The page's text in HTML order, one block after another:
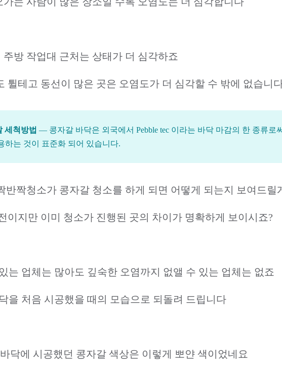
주방 작업대 근처는 상태가 더 심각하죠
튈테고 동선이 많은 곳은 오염도가 더 심각할 수 밖에 없습니
세척방법 — 콩자갈 바닥은 외국에서 Pebble tec 이라는 바닥 마감의 한 종류로
하는 것이 표준화 되어 있습니다.
반짝청소가 콩자갈 청소를 하게 되면 어떻게 되는지 보여드릴
이지만 이미 청소가 진행된 곳의 차이가 명확하게 보이시죠?
는 업체는 많아도 깊숙한 오염까지 없앨 수 있는 업체는 없죠
을 처음 시공했을 때의 모습으로 되돌려 드립니다
닥에 시공했던 콩자갈 색상은 이렇게 뽀얀 색이었네요